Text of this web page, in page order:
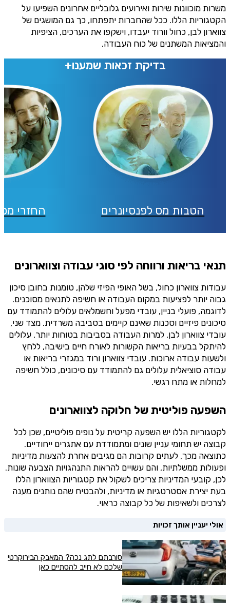
משרות מוכוונות שירות ואירועים גלובליים אחרונים השפיעו על
הקטגוריות הללו. ככל שהחברות יתפתחו, כך גם המושגים של
צווארון לבן, כחול וורוד יעבדו, וישקפו את הערכים, הציפיות
והמציאות המשתנים של כוח העבודה.
בדיקת זכאות שמענו+
הטבות מס לפנסיונרים החזרי
תנאי בריאות ורווחה לפי סוגי עבודה וצווארונים
עבודות צווארון כחול, בשל האופי הפיזי שלהן, טומנות בחובן סיכון
גבוה יותר לפציעות במקום העבודה או חשיפה לתנאים מסוכנים.
לדוגמה, פועלי בניין, עובדי מפעל וחשמלאים עלולים להתמודד עם
סיכונים פיזיים וסכנות שאינם קיימים בסביבה משרדית. מצד שני,
עובדי צווארון לבן, למרות העבודה בסביבות בטוחות יותר, עלולים
להיתקל בבעיות בריאות הקשורות לאורח חיים בישיבה, ללחץ
ולשעות עבודה ארוכות. עובדי צווארון ורוד במגזרי בריאות או
עבודה סוציאלית עלולים גם להתמודד עם סיכונים, כולל חשיפה
למחלות או מתח רגשי.
השפעה פוליטית של חלוקה לצווארונים
לקטגוריות הללו יש השפעה קריטית על נופים פוליטיים, שכן לכל
קבוצה יש תחומי עניין שונים ומתמודדת עם אתגרים ייחודיים.
כתוצאה מכך, לעתים קרובות הם מגיבים אחרת להצעות מדיניות
ופעולות ממשלתיות, והם עשויים להראות התנהגויות הצבעה שונות.
לכן, קובעי המדיניות צריכים לשקול את קטגוריות הצווארון הללו
בעת יצירת אסטרטגיות או מדיניות, ולהבטיח שהם נותנים מענה
לצרכים ולשאיפות של כל קבוצה כראוי.
אולי יעניין אותך זכויות
סורבתם לתג נכה? המאבק הבירוקרטי
שלכם לא חייב להסתיים כאן